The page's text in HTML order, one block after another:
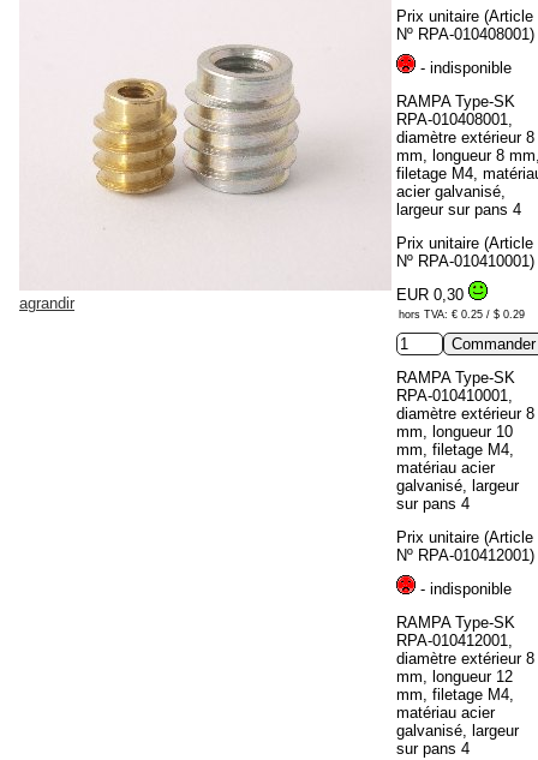
agrandir
Prix unitaire (Article
Nº RPA-010408001)
- indisponible
RAMPA Type-SK
RPA-010408001,
diamètre extérieur 8
mm, longueur 8
filetage M4,
acier galvanisé,
largeur sur pans 4
Prix unitaire (Article
Nº RPA-010410001)
EUR 0,30
hors TVA: € 0.25 / $ 0.29
RAMPA Type-SK
RPA-010410001,
diamètre extérieur 8
mm, longueur 10
mm, filetage M4,
matériau acier
galvanisé, largeur
sur pans 4
Prix unitaire (Article
Nº RPA-010412001)
- indisponible
RAMPA Type-SK
RPA-010412001,
diamètre extérieur 8
mm, longueur 12
mm, filetage M4,
matériau acier
galvanisé, largeur
sur pans 4